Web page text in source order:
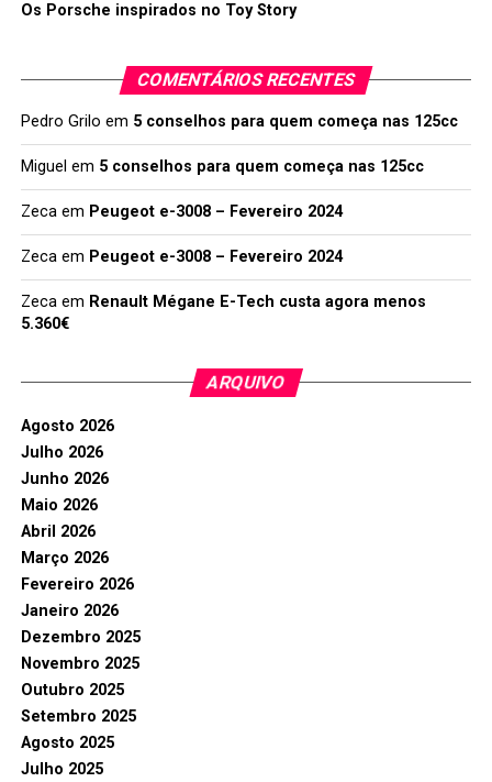
Os Porsche inspirados no Toy Story
COMENTÁRIOS RECENTES
Pedro Grilo em 5 conselhos para quem começa nas 125cc
Miguel em 5 conselhos para quem começa nas 125cc
Zecaem Peugeot e-3008 – Fevereiro 2024
Zecaem Peugeot e-3008 – Fevereiro 2024
Zecaem Renault Mégane E-Tech custa agora menos
5.360€
ARQUIVO
Agosto 2026
Julho 2026
Junho 2026
Maio 2026
Abril 2026
Março 2026
Fevereiro 2026
Janeiro 2026
Dezembro 2025
Novembro 2025
Outubro 2025
Setembro 2025
Agosto 2025
Julho 2025